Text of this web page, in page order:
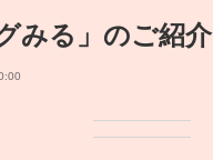
みる」のご紹介